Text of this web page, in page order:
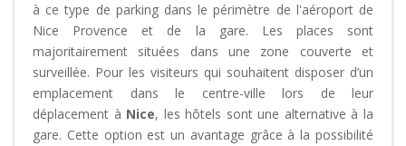
à ce type de parking dans le périmètre de l'aéroport de
Nice Provence et de la gare. Les places sont
majoritairement situées dans une zone couverte et
surveillée. Pour les visiteurs qui souhaitent disposer d’un
emplacement dans le centre-ville lors de leur
déplacement à Nice, les hôtels sont une alternative à la
gare. Cette option est un avantage grâce à la possibilité